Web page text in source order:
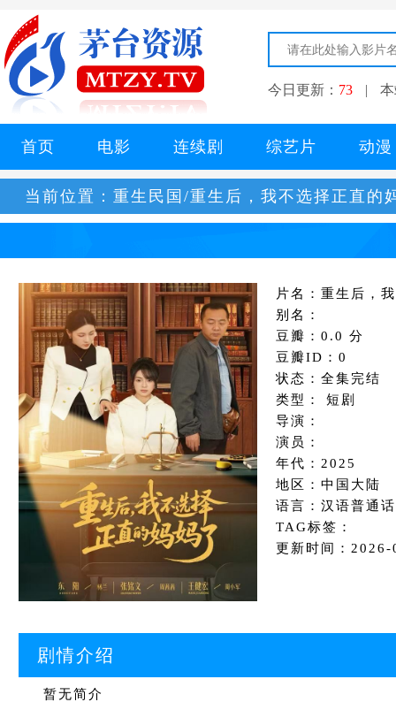
今日更新： 73 |
首页 电影 连续剧 综艺片 动漫
当前位置： 重生民国/重生后，我不选择正直的
片名：重生后，
别名：
豆瓣：0.0 分
豆瓣ID：0
状态：全集完结
类型： 短剧
导演：
演员：
年代：2025
地区：中国大陆
语言：汉语普通话
TAG标签：
更新时间：
剧情介绍
暂无简介